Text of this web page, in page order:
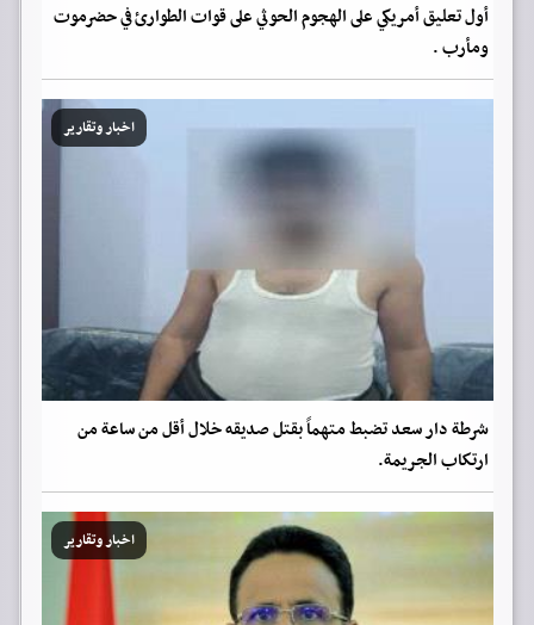
أول تعليق أمريكي على الهجوم الحوثي على قوات الطوارئ في حضرموت
ومأرب .
اخبار وتقارير
شرطة دار سعد تضبط متهماً بقتل صديقه خلال أقل من ساعة من
ارتكاب الجريمة.
اخبار وتقارير